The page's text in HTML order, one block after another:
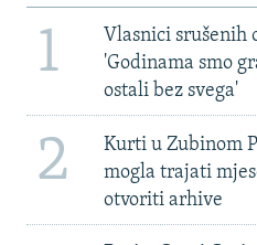
1
Vlasnici srušenih
'Godinama smo
ostali bez svega'
2
Kurti u Zubinom
mogla trajati
otvoriti arhive